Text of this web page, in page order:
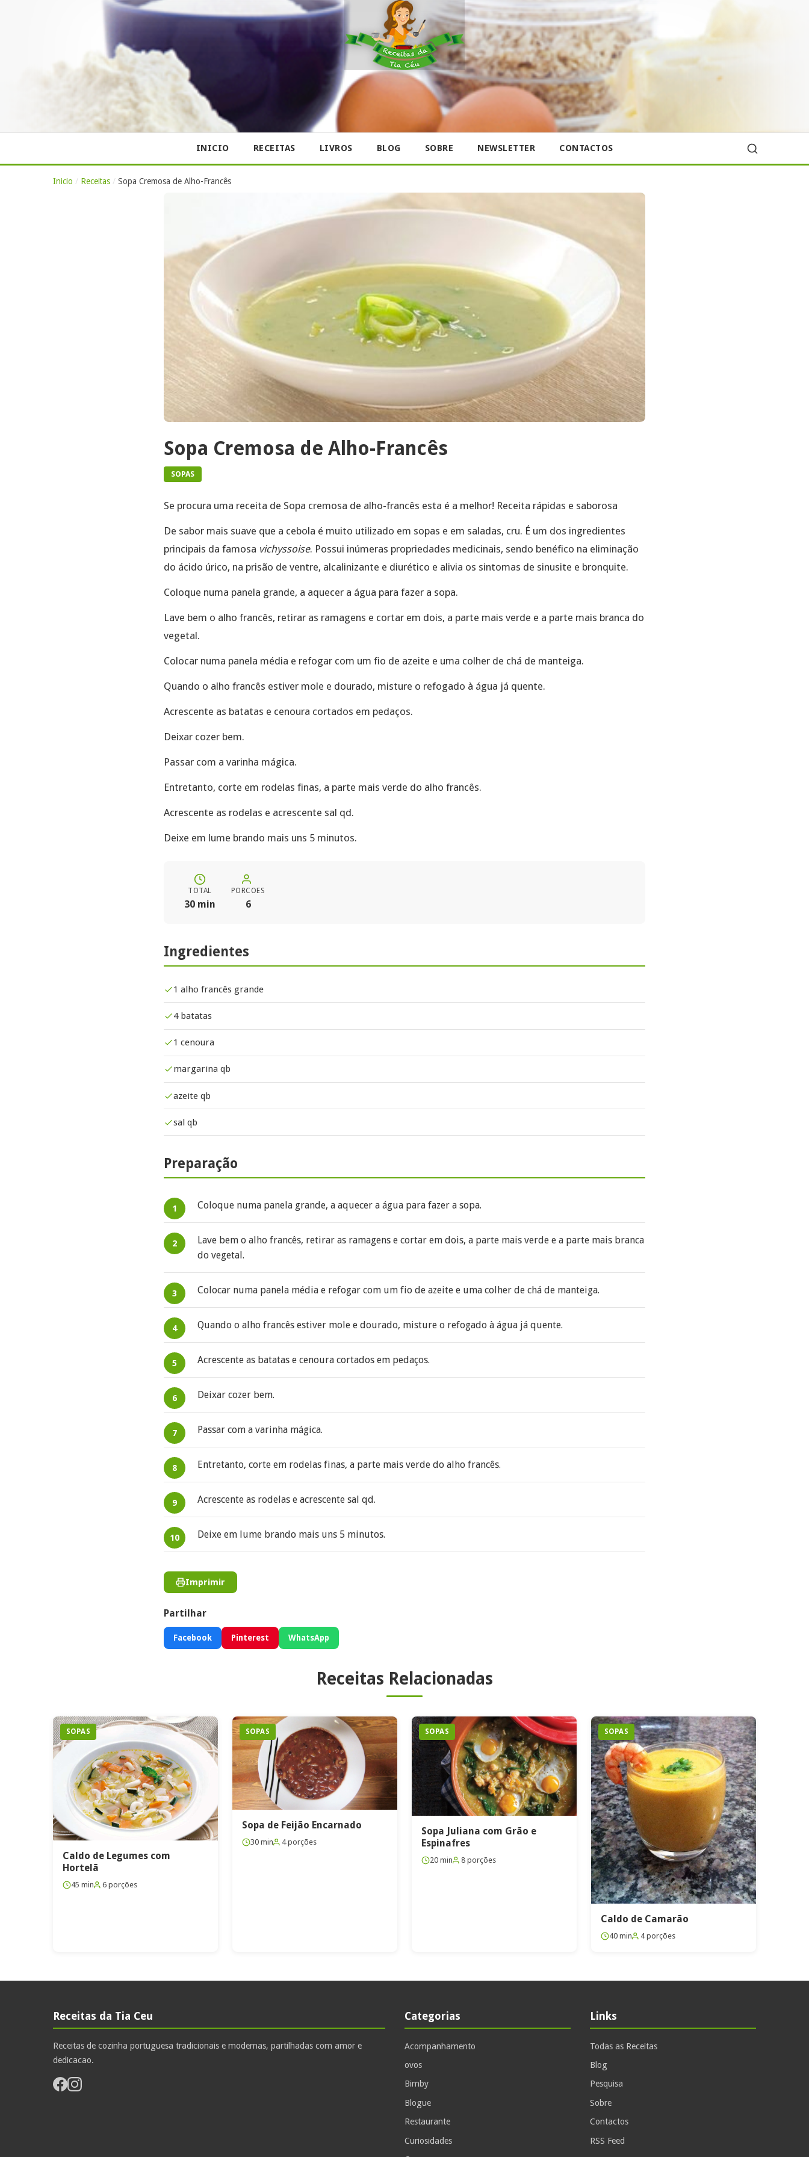
INICIO RECEITAS LIVROS BLOG SOBRE NEWSLETTER CONTACTOS
Inicio / Receitas / Sopa Cremosa de Alho-Francês
Sopa Cremosa de Alho-Francês
SOPAS
Se procura uma receita de Sopa cremosa de alho-francês esta é a melhor! Receita rápidas e saborosa
De sabor mais suave que a cebola é muito utilizado em sopas e em saladas, cru. É um dos ingredientes
principais da famosa vichyssoise. Possui inúmeras propriedades medicinais, sendo benéfico na eliminação
do ácido úrico, na prisão de ventre, alcalinizante e diurético e alivia os sintomas de sinusite e bronquite.
Coloque numa panela grande, a aquecer a água para fazer a sopa.
Lave bem o alho francês, retirar as ramagens e cortar em dois, a parte mais verde e a parte mais branca do
vegetal.
Colocar numa panela média e refogar com um fio de azeite e uma colher de chá de manteiga.
Quando o alho francês estiver mole e dourado, misture o refogado à água já quente.
Acrescente as batatas e cenoura cortados em pedaços.
Deixar cozer bem.
Passar com a varinha mágica.
Entretanto, corte em rodelas finas, a parte mais verde do alho francês.
Acrescente as rodelas e acrescente sal qd.
Deixe em lume brando mais uns 5 minutos.
TOTAL
30 min
PORCOES
6
Ingredientes
1 alho francês grande
4 batatas
1 cenoura
margarina qb
azeite qb
sal qb
Preparação
Coloque numa panela grande, a aquecer a água para fazer a sopa.
Lave bem o alho francês, retirar as ramagens e cortar em dois, a parte mais verde e a parte mais branca
do vegetal.
Colocar numa panela média e refogar com um fio de azeite e uma colher de chá de manteiga.
Quando o alho francês estiver mole e dourado, misture o refogado à água já quente.
Acrescente as batatas e cenoura cortados em pedaços.
Deixar cozer bem.
Passar com a varinha mágica.
Entretanto, corte em rodelas finas, a parte mais verde do alho francês.
Acrescente as rodelas e acrescente sal qd.
Deixe em lume brando mais uns 5 minutos.
Imprimir
Partilhar
Facebook Pinterest WhatsApp
Receitas Relacionadas
SOPAS
Caldo de Legumes com
Hortelã
45 min 6 porções
SOPAS
Sopa de Feijão Encarnado
30 min 4 porções
SOPAS
Sopa Juliana com Grão e
Espinafres
20 min 8 porções
SOPAS
Caldo de Camarão
40 min 4 porções
Receitas da Tia Ceu
Receitas de cozinha portuguesa tradicionais e modernas, partilhadas com amor e
dedicacao.
Categorias
Acompanhamento
ovos
Bimby
Blogue
Restaurante
Curiosidades
Links
Todas as Receitas
Blog
Pesquisa
Sobre
Contactos
RSS Feed